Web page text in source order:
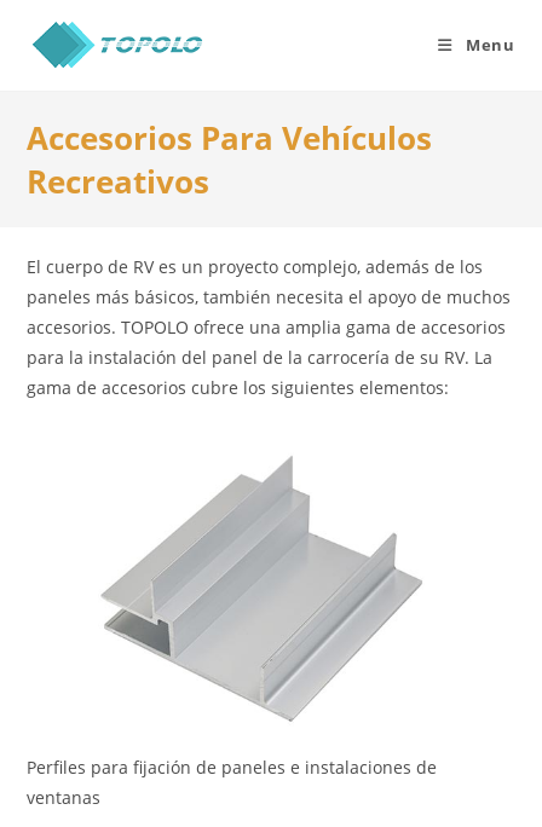
content
Menu
Accesorios Para Vehículos
Recreativos
El cuerpo de RV es un proyecto complejo, además de los
paneles más básicos, también necesita el apoyo de muchos
accesorios. TOPOLO ofrece una amplia gama de accesorios
para la instalación del panel de la carrocería de su RV. La
gama de accesorios cubre los siguientes elementos:
Perfiles para fijación de paneles e instalaciones de
ventanas